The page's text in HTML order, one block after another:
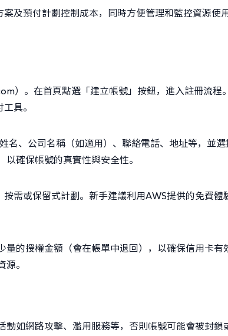
及預付計劃控制成本，同時方便管理和監控資源使
）。在首頁點選「建立帳號」按鈕，進入註冊流程
具。
名、公司名稱（如適用）、聯絡電話、地址等，並選
確保帳號的真實性與安全性。
需或保留式計劃。新手建議利用AWS提供的免費體
的授權金額（會在帳單中退回），以確保信用卡有
源。
如網路攻擊、濫用服務等，否則帳號可能會被封鎖